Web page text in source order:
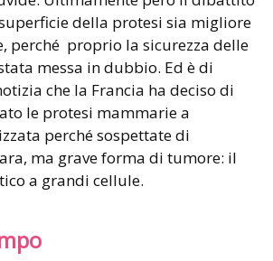
della protesi sia migliore
perché proprio la sicurezza delle
messa in dubbio. Ed è di
che la Francia ha deciso di
le protesi mammarie a
perché sospettate di
ma grave forma di tumore: il
a grandi cellule.